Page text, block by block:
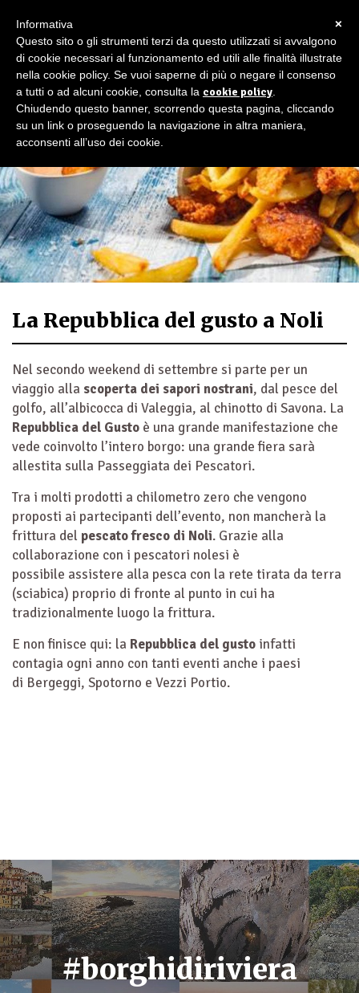
La Repubblica del gusto a Noli
Nel secondo weekend di settembre si parte per un
viaggio alla scoperta dei sapori nostrani, dal pesce del
golfo, all’albicocca di Valeggia, al chinotto di Savona. La
Repubblica del Gusto è una grande manifestazione che
vede coinvolto l’intero borgo: una grande fiera sarà
allestita sulla Passeggiata dei Pescatori.
Tra i molti prodotti a chilometro zero che vengono
proposti ai partecipanti dell’evento, non mancherà la
frittura del pescato fresco di Noli. Grazie alla
collaborazione con i pescatori nolesi è
possibile assistere alla pesca con la rete tirata da terra
(sciabica) proprio di fronte al punto in cui ha
tradizionalmente luogo la frittura.
E non finisce qui: la Repubblica del gusto infatti
contagia ogni anno con tanti eventi anche i paesi
di Bergeggi, Spotorno e Vezzi Portio.
#borghidiriviera
×
Informativa
Questo sito o gli strumenti terzi da questo utilizzati si avvalgono
di cookie necessari al funzionamento ed utili alle finalità illustrate
nella cookie policy. Se vuoi saperne di più o negare il consenso
a tutti o ad alcuni cookie, consulta la cookie policy
Chiudendo questo banner, scorrendo questa pagina, cliccando
su un link o proseguendo la navigazione in altra maniera,
acconsenti all’uso dei cookie.